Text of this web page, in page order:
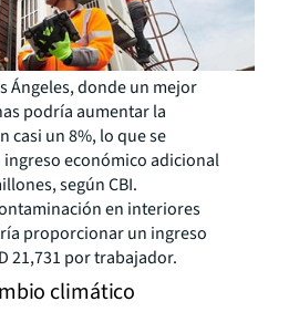
Ángeles, donde un mejor
podría aumentar la
casi un 8%, lo que se
económico adicional
según CBI.
en interiores
proporcionar un ingreso
21,731 por trabajador.
climático